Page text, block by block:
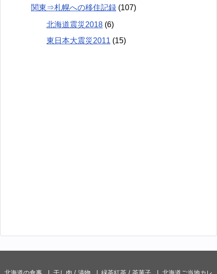
関東⇒札幌への移住記録 (107)
北海道震災2018 (6)
東日本大震災2011 (15)